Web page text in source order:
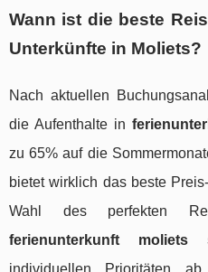
Wann ist die beste
Unterkünfte in Moliets?
Nach aktuellen
die Aufenthalte in
zu 65% auf die
bietet wirklich das beste
Wahl des perfekten
ferienunterkunft moliets
individuellen Prioritäten